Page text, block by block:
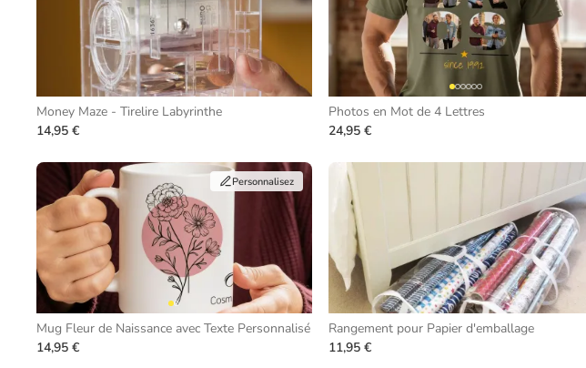
Money Maze - Tirelire Labyrinthe
14,95 €
Photos en Mot de 4 Lettres
24,95 €
Personnalisez
Mug Fleur de Naissance avec Texte Personnalisé
14,95 €
Rangement pour Papier d'emballage
11,95 €